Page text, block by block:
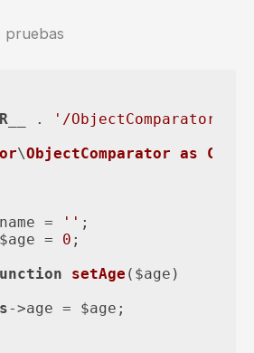
pruebas
.
'/
\ObjectComparator as
= '' ;
= 0 ;
setAge ( $age )
->age = $age;